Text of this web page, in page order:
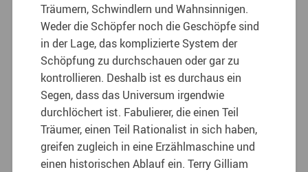
Träumern, Schwindlern und Wahnsinnigen.
Weder die Schöpfer noch die Geschöpfe sind
in der Lage, das komplizierte System der
Schöpfung zu durchschauen oder gar zu
kontrollieren. Deshalb ist es durchaus ein
Segen, dass das Universum irgendwie
durchlöchert ist. Fabulierer, die einen Teil
Träumer, einen Teil Rationalist in sich haben,
greifen zugleich in eine Erzählmaschine und
einen historischen Ablauf ein. Terry Gilliam